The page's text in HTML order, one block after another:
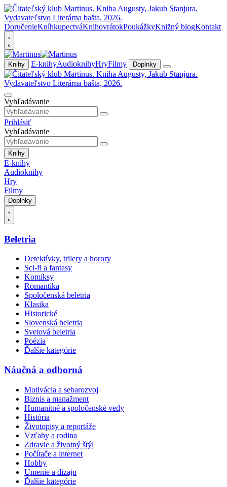
DoručenieKníhkupectváKnihovrátokPoukážkyKnižný blogKontakt
Knihy E-knihyAudioknihyHryFilmy Doplnky
Vyhľadávanie
Prihlásiť
Vyhľadávanie
Knihy
E-knihy
Audioknihy
Hry
Filmy
Doplnky
Beletria
Detektívky, trilery a horory
Sci-fi a fantasy
Komiksy
Romantika
Spoločenská beletria
Klasika
Historické
Slovenská beletria
Svetová beletria
Poézia
Ďalšie kategórie
Náučná a odborná
Motivácia a sebarozvoj
Biznis a manažment
Humanitné a spoločenské vedy
História
Životopisy a reportáže
Vzťahy a rodina
Zdravie a životný štýl
Počítače a internet
Hobby
Umenie a dizajn
Ďalšie kategórie